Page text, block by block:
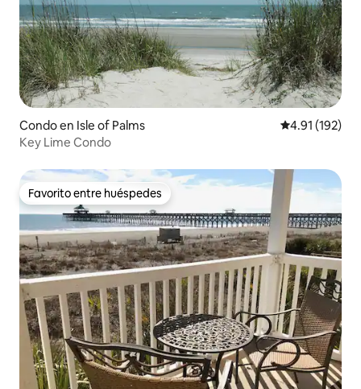
Condo en Isle of Palms Calificación
4.91 (192)
Key Lime Condo
Favorito entre huéspedes
Favorito entre huéspedes